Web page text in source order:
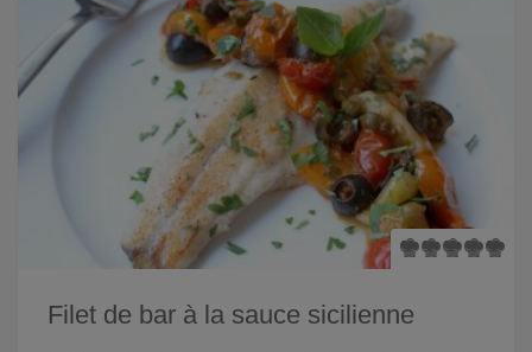
Filet de bar à la sauce sicilienne